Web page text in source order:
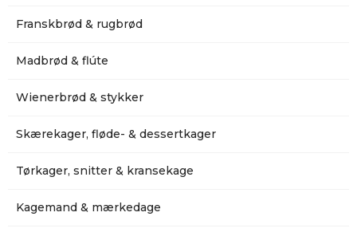
Franskbrød & rugbrød
Madbrød & flúte
Wienerbrød & stykker
Skærekager, fløde- & dessertkager
Tørkager, snitter & kransekage
Kagemand & mærkedage